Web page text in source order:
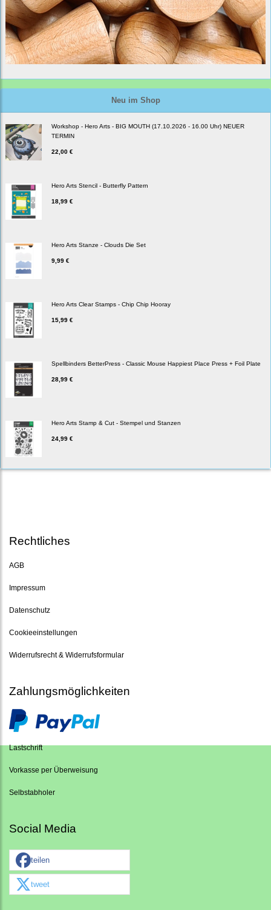
Neu im Shop
Workshop - Hero Arts - BIG MOUTH (17.10.2026 - 16.00 Uhr) NEUER
TERMIN
22,00 €
Hero Arts Stencil - Butterfly Pattern
18,99 €
Hero Arts Stanze - Clouds Die Set
9,99 €
Hero Arts Clear Stamps - Chip Chip Hooray
15,99 €
Spellbinders BetterPress - Classic Mouse Happiest Place Press + Foil Plate
28,99 €
Hero Arts Stamp & Cut - Stempel und Stanzen
24,99 €
Rechtliches
AGB
Impressum
Datenschutz
Cookieeinstellungen
Widerrufsrecht & Widerrufsformular
Zahlungsmöglichkeiten
Lastschrift
Vorkasse per Überweisung
Selbstabholer
Social Media
teilen
tweet